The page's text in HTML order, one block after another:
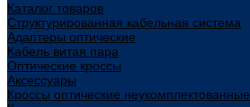
Каталог товаров
Структурированная кабельная система
Адаптеры оптические
Кабель витая пара
Оптические кроссы
Аксессуары
Кроссы оптические неукомплектованные